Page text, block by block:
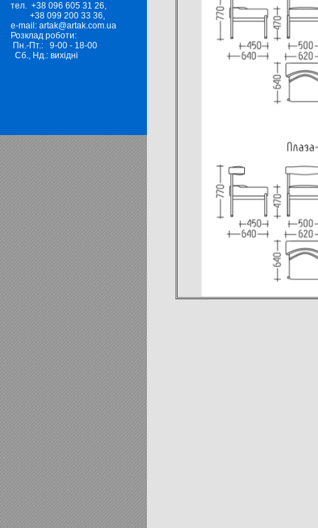
тел. +38 096 605 31 26,
+38 099 200 33 36,
e-mail: artak@artak.com.ua
Розклад роботи:
Пн.-Пт.: 9-00 - 18-00
Сб., Нд.: вихідні